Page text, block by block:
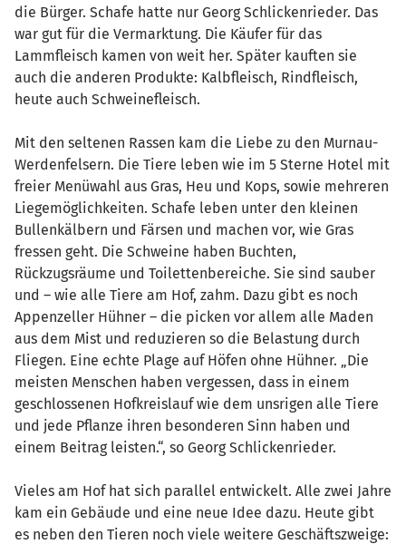
die Bürger. Schafe hatte nur Georg Schlickenrieder. Das
war gut für die Vermarktung. Die Käufer für das
Lammfleisch kamen von weit her. Später kauften sie
auch die anderen Produkte: Kalbfleisch, Rindfleisch,
heute auch Schweinefleisch.
Mit den seltenen Rassen kam die Liebe zu den Murnau-
Werdenfelsern. Die Tiere leben wie im 5 Sterne Hotel mit
freier Menüwahl aus Gras, Heu und Kops, sowie mehreren
Liegemöglichkeiten. Schafe leben unter den kleinen
Bullenkälbern und Färsen und machen vor, wie Gras
fressen geht. Die Schweine haben Buchten,
Rückzugsräume und Toilettenbereiche. Sie sind sauber
und – wie alle Tiere am Hof, zahm. Dazu gibt es noch
Appenzeller Hühner – die picken vor allem alle Maden
aus dem Mist und reduzieren so die Belastung durch
Fliegen. Eine echte Plage auf Höfen ohne Hühner. „Die
meisten Menschen haben vergessen, dass in einem
geschlossenen Hofkreislauf wie dem unsrigen alle Tiere
und jede Pflanze ihren besonderen Sinn haben und
einem Beitrag leisten.“, so Georg Schlickenrieder.
Vieles am Hof hat sich parallel entwickelt. Alle zwei Jahre
kam ein Gebäude und eine neue Idee dazu. Heute gibt
es neben den Tieren noch viele weitere Geschäftszweige: